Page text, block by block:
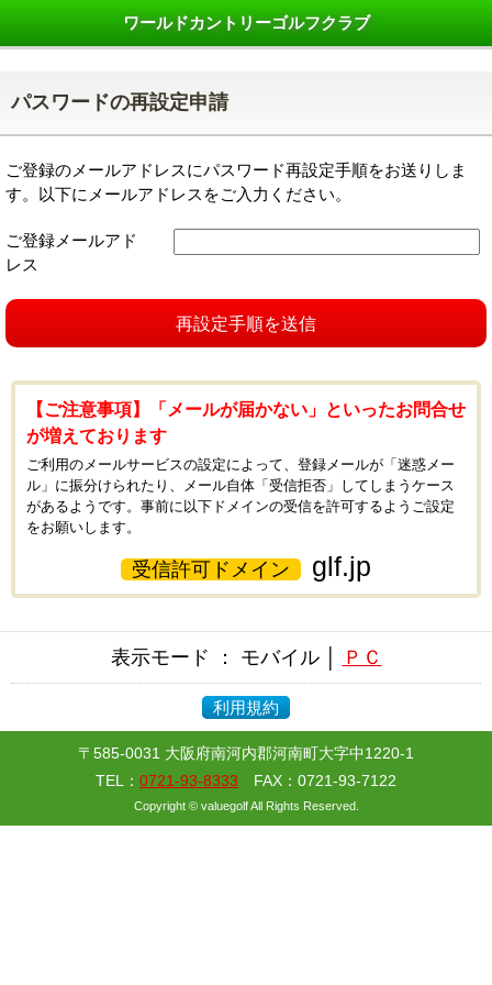
ワールドカントリーゴルフクラブ
パスワードの再設定申請
ご登録のメールアドレスにパスワード再設定手順をお送りしま
す。以下にメールアドレスをご入力ください。
ご登録メールアド
レス
再設定手順を送信
【ご注意事項】「メールが届かない」といったお問合せ
が増えております
ご利用のメールサービスの設定によって、登録メールが「迷惑メー
ル」に振分けられたり、メール自体「受信拒否」してしまうケース
があるようです。事前に以下ドメインの受信を許可するようご設定
をお願いします。
受信許可ドメイン glf.jp
表示モード ： モバイル │ ＰＣ
利用規約
〒585-0031 大阪府南河内郡河南町大字中1220-1
TEL： 0721-93-8333 FAX：0721-93-7122
Copyright © valuegolf All Rights Reserved.